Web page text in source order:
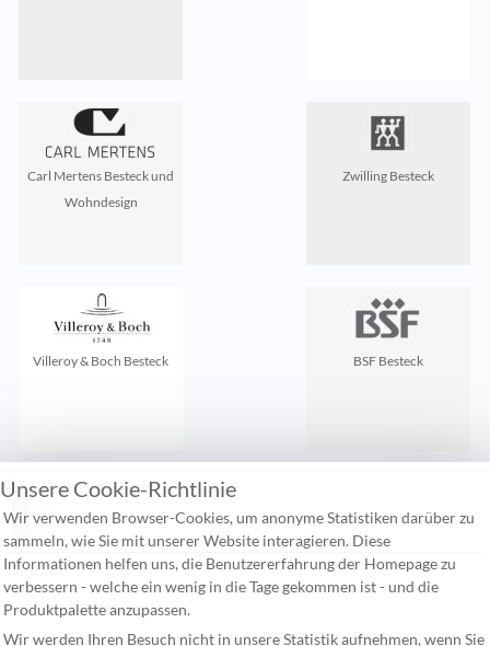
Carl Mertens Besteck und
Wohndesign
Zwilling Besteck
Villeroy & Boch Besteck BSF Besteck
Zuletzt gesehen:
Kontakt
Häufige Fragen
Unsere Cookie-Richtlinie
Wir verwenden Browser-Cookies, um anonyme Statistiken darüber zu
sammeln, wie Sie mit unserer Website interagieren. Diese
Informationen helfen uns, die Benutzererfahrung der Homepage zu
verbessern - welche ein wenig in die Tage gekommen ist - und die
Produktpalette anzupassen.
Wir werden Ihren Besuch nicht in unsere Statistik aufnehmen, wenn Sie